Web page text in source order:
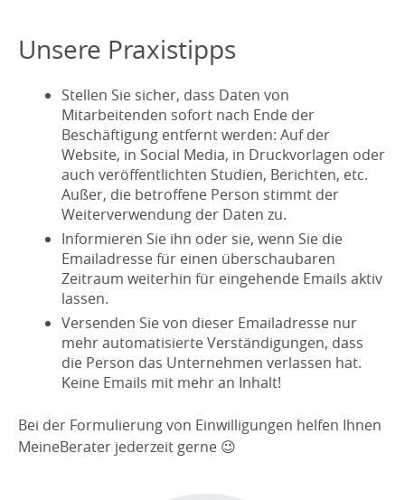
Unsere Praxistipps
Stellen Sie sicher, dass Daten von
Mitarbeitenden sofort nach Ende der
Beschäftigung entfernt werden: Auf der
Website, in Social Media, in Druckvorlagen oder
auch veröffentlichten Studien, Berichten, etc.
Außer, die betroffene Person stimmt der
Weiterverwendung der Daten zu.
Informieren Sie ihn oder sie, wenn Sie die
Emailadresse für einen überschaubaren
Zeitraum weiterhin für eingehende Emails aktiv
lassen.
Versenden Sie von dieser Emailadresse nur
mehr automatisierte Verständigungen, dass
die Person das Unternehmen verlassen hat.
Keine Emails mit mehr an Inhalt!
Bei der Formulierung von Einwilligungen helfen Ihnen
MeineBerater jederzeit gerne 😉